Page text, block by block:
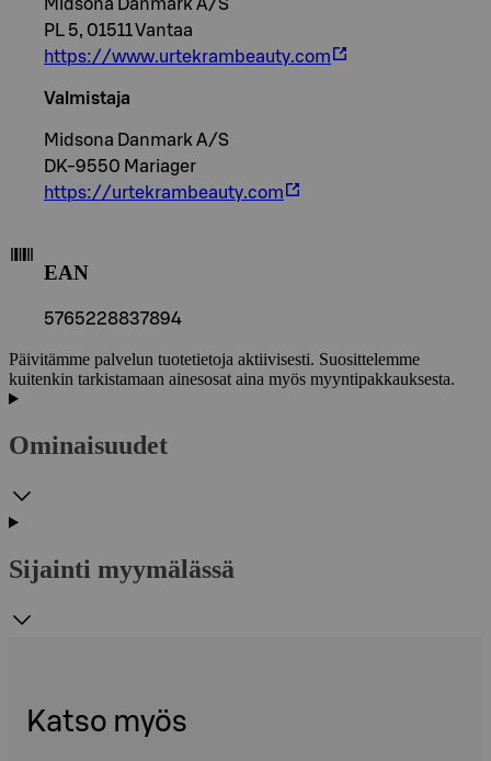
Midsona Danmark A/S
PL 5, 01511 Vantaa
https://www.urtekrambeauty.com
Valmistaja
Midsona Danmark A/S
DK-9550 Mariager
https://urtekrambeauty.com
EAN
5765228837894
Päivitämme palvelun tuotetietoja aktiivisesti. Suosittelemme
kuitenkin tarkistamaan ainesosat aina myös myyntipakkauksesta.
Ominaisuudet
Sijainti myymälässä
Katso myös